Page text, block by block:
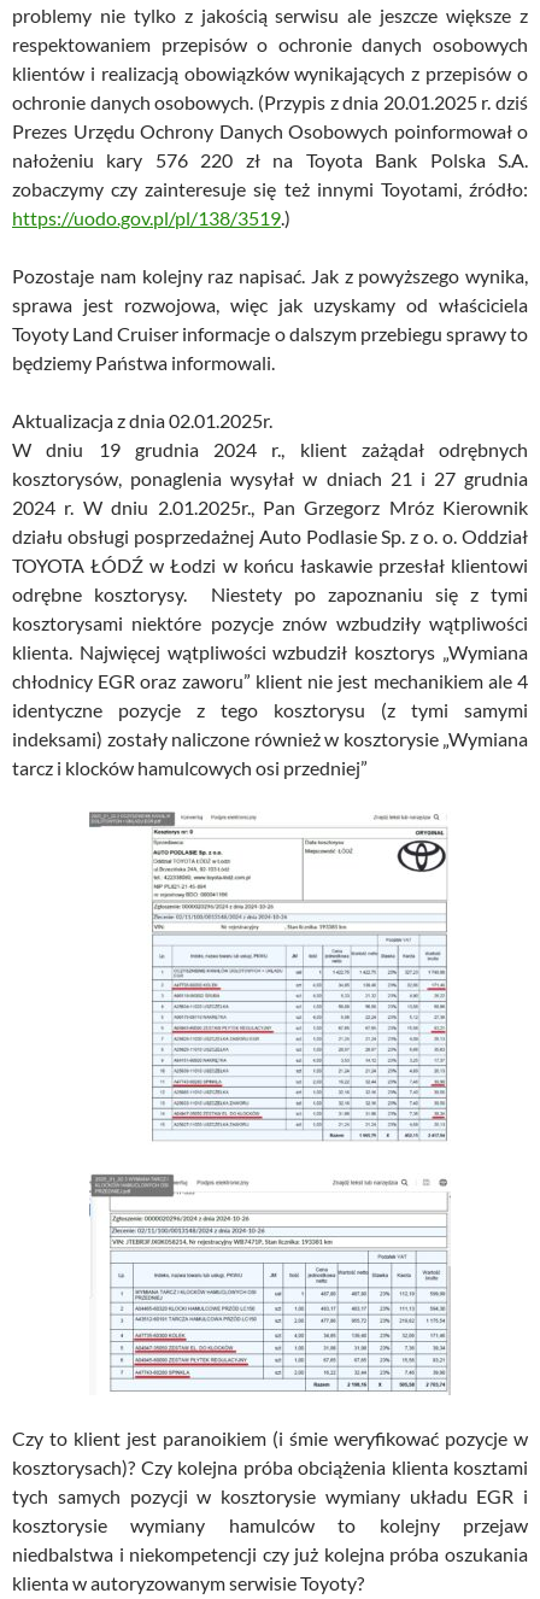
problemy nie tylko z jakością serwisu ale jeszcze większe z
respektowaniem przepisów o ochronie danych osobowych
klientów i realizacją obowiązków wynikających z przepisów o
ochronie danych osobowych. (Przypis z dnia 20.01.2025 r. dziś
Prezes Urzędu Ochrony Danych Osobowych poinformował o
nałożeniu kary 576 220 zł na Toyota Bank Polska S.A.
zobaczymy czy zainteresuje się też innymi Toyotami, źródło:
https://uodo.gov.pl/pl/138/3519.)
Pozostaje nam kolejny raz napisać. Jak z powyższego wynika,
sprawa jest rozwojowa, więc jak uzyskamy od właściciela
Toyoty Land Cruiser informacje o dalszym przebiegu sprawy to
będziemy Państwa informowali.
Aktualizacja z dnia 02.01.2025r.
W dniu 19 grudnia 2024 r., klient zażądał odrębnych
kosztorysów, ponaglenia wysyłał w dniach 21 i 27 grudnia
2024 r. W dniu 2.01.2025r., Pan Grzegorz Mróz Kierownik
działu obsługi posprzedażnej Auto Podlasie Sp. z o. o. Oddział
TOYOTA ŁÓDŹ w Łodzi w końcu łaskawie przesłał klientowi
odrębne kosztorysy. Niestety po zapoznaniu się z tymi
kosztorysami niektóre pozycje znów wzbudziły wątpliwości
klienta. Najwięcej wątpliwości wzbudził kosztorys „Wymiana
chłodnicy EGR oraz zaworu” klient nie jest mechanikiem ale 4
identyczne pozycje z tego kosztorysu (z tymi samymi
indeksami) zostały naliczone również w kosztorysie „Wymiana
tarcz i klocków hamulcowych osi przedniej”
Czy to klient jest paranoikiem (i śmie weryfikować pozycje w
kosztorysach)? Czy kolejna próba obciążenia klienta kosztami
tych samych pozycji w kosztorysie wymiany układu EGR i
kosztorysie wymiany hamulców to kolejny przejaw
niedbalstwa i niekompetencji czy już kolejna próba oszukania
klienta w autoryzowanym serwisie Toyoty?